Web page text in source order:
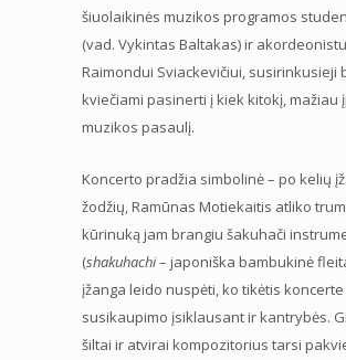
šiuolaikinės muzikos programos
(vad. Vykintas Baltakas) ir
Raimondui Sviackevičiui, susirinkusieji
kviečiami pasinerti į kiek kitokį, mažiau
muzikos pasaulį.
Koncerto pradžia simbolinė – po kelių
žodžių, Ramūnas Motiekaitis atliko
kūrinuką jam brangiu šakuhači
(shakuhachi– japoniška bambukinė
įžanga leido nuspėti, ko tikėtis koncerte
susikaupimo įsiklausant ir kantrybės.
šiltai ir atvirai kompozitorius tarsi